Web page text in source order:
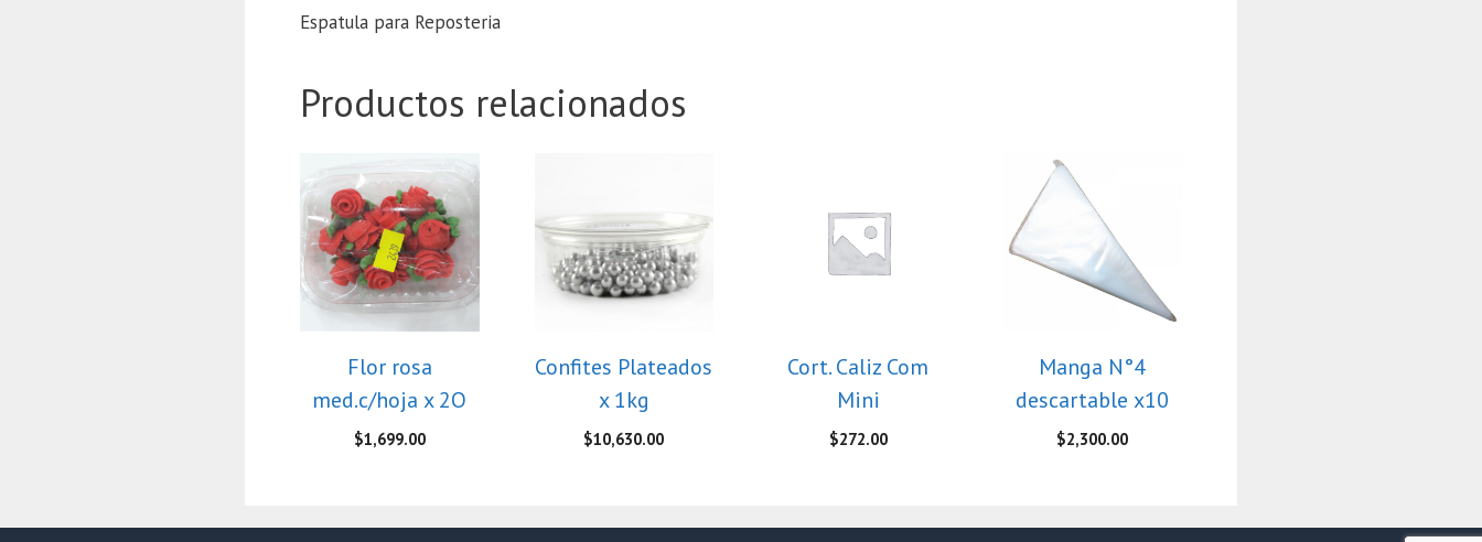
Espatula para Reposteria
Productos relacionados
Flor rosa
med.c/hoja x 2O
$1,699.00
Confites Plateados
x 1kg
$10,630.00
Cort. Caliz Com
Mini
$272.00
Manga N°4
descartable x10
$2,300.00